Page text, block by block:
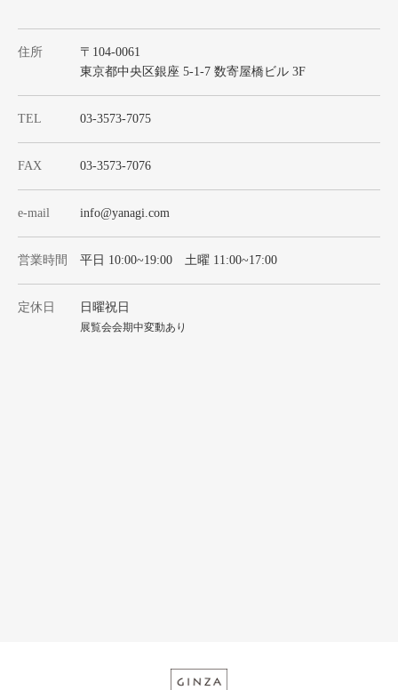
住所
〒104-0061
東京都中央区銀座 5-1-7 数寄屋橋ビル 3F
TEL 03-3573-7075
FAX 03-3573-7076
e-mail info@yanagi.com
営業時間 平日 10:00~19:00 土曜 11:00~17:00
定休日 日曜祝日
展覧会会期中変動あり